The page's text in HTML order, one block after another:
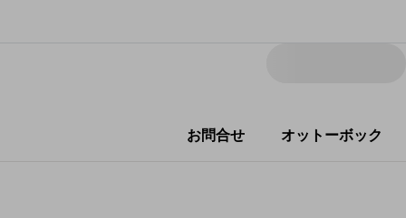
お問合せ オットーボック